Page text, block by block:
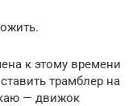
к этому времени
трамблер на
— движок